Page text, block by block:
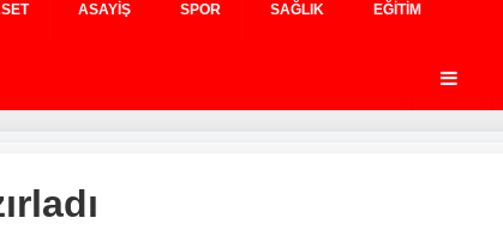
ASAYIŞ SPOR SAĞLIK EĞITIM